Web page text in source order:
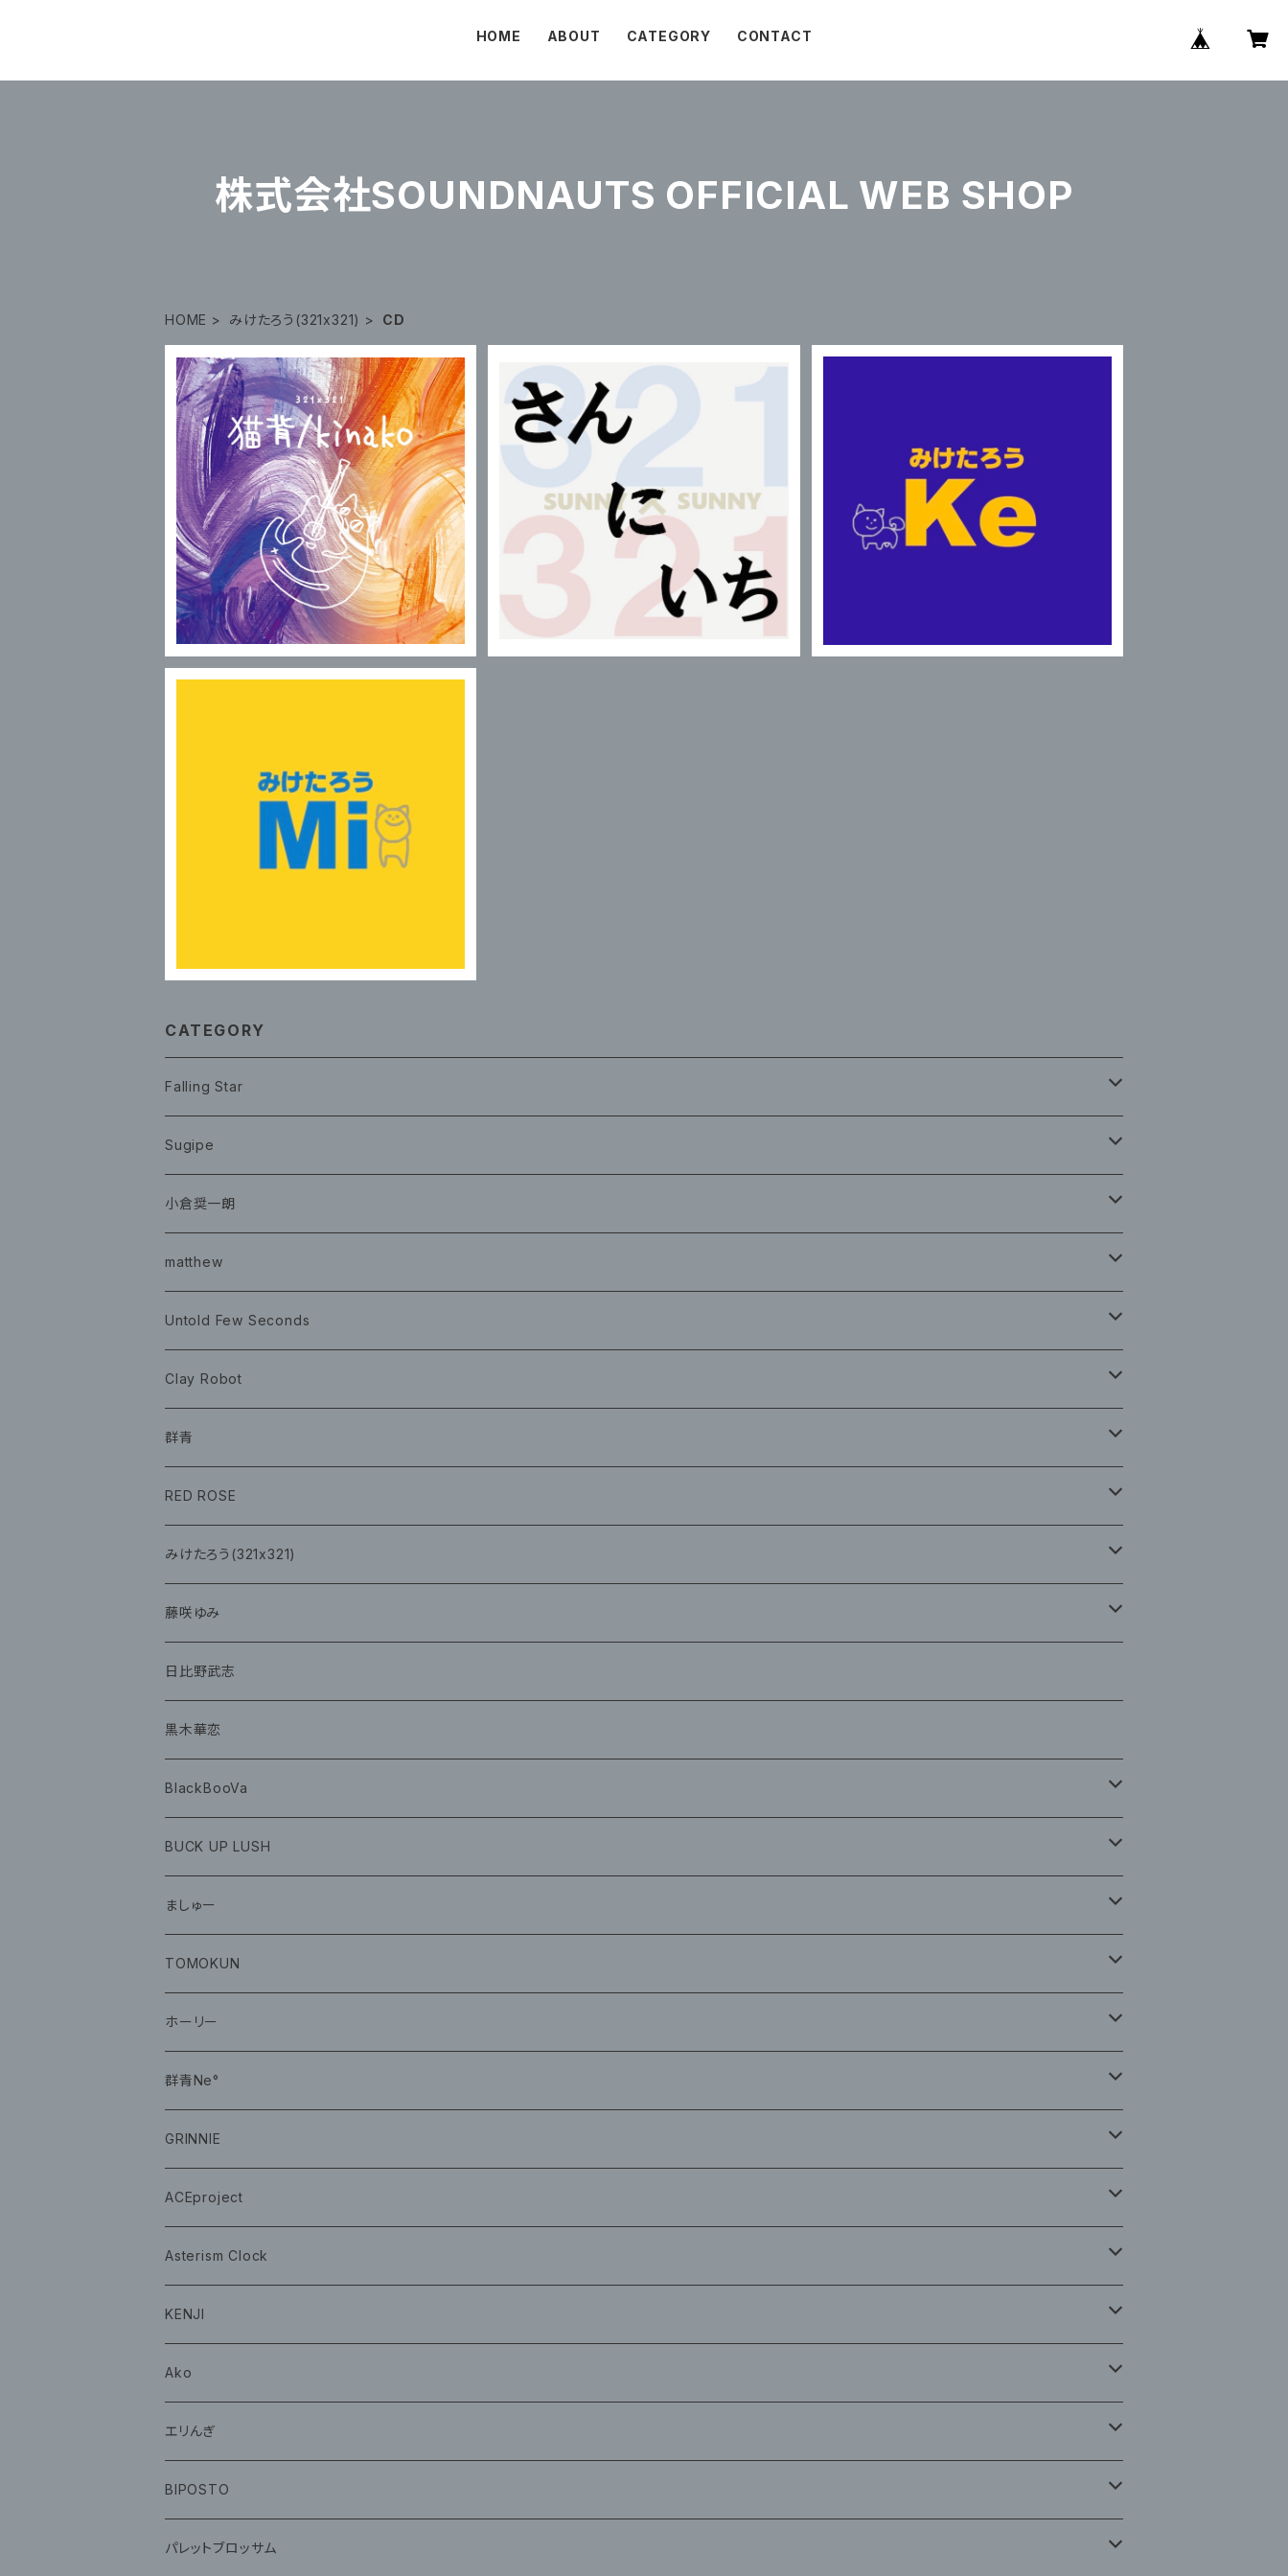
HOME ABOUT CATEGORY CONTACT
株式会社SOUNDNAUTS OFFICIAL WEB SHOP
HOME みけたろう(321x321) CD
321×321 / 猫背/kinako
¥2,553
321x321 / さん に いち
¥321
みけたろう / Ke
¥1,000
みけたろう / Mi
¥1,000
CATEGORY
Falling Star
CD
グッズ
チェキ ブロマイド
イベント
ツアーグッズ
Sugipe
チケット
CD
グッズ
小倉奨一朗
イベント
グッズ
CD
matthew
Book
CD
Untold Few Seconds
グッズ
CD
Clay Robot
グッズ
CD
チェキ
群青
イベント
CD
グッズ
RED ROSE
CD
みけたろう(321x321)
CD
グッズ
藤咲ゆみ
CD
グッズ
日比野武志
黒木華恋
BlackBooVa
CD
BUCK UP LUSH
グッズ
CD
ましゅー
グッズ
TOMOKUN
CD
ホーリー
CD
群青Ne°
CD
グッズ
GRINNIE
グッズ
ACEproject
グッズ
CD
Asterism Clock
グッズ
KENJI
グッズ
Ako
グッズ
CD
エリんぎ
グッズ
BIPOSTO
グッズ
パレットブロッサム